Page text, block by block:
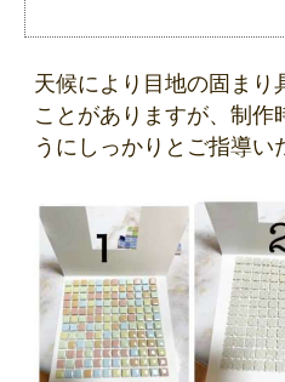
天候により目地の固まり
ことがありますが、制作
うにしっかりとご指導い